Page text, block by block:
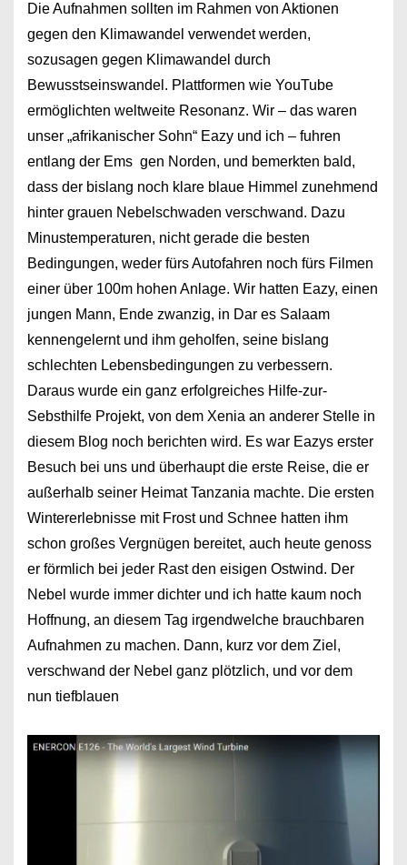
Die Aufnahmen sollten im Rahmen von Aktionen
gegen den Klimawandel verwendet werden,
sozusagen gegen Klimawandel durch
Bewusstseinswandel. Plattformen wie YouTube
ermöglichten weltweite Resonanz. Wir – das waren
unser „afrikanischer Sohn“ Eazy und ich – fuhren
entlang der Ems gen Norden, und bemerkten bald,
dass der bislang noch klare blaue Himmel zunehmend
hinter grauen Nebelschwaden verschwand. Dazu
Minustemperaturen, nicht gerade die besten
Bedingungen, weder fürs Autofahren noch fürs Filmen
einer über 100m hohen Anlage. Wir hatten Eazy, einen
jungen Mann, Ende zwanzig, in Dar es Salaam
kennengelernt und ihm geholfen, seine bislang
schlechten Lebensbedingungen zu verbessern.
Daraus wurde ein ganz erfolgreiches Hilfe-zur-
Sebsthilfe Projekt, von dem Xenia an anderer Stelle in
diesem Blog noch berichten wird. Es war Eazys erster
Besuch bei uns und überhaupt die erste Reise, die er
außerhalb seiner Heimat Tanzania machte. Die ersten
Wintererlebnisse mit Frost und Schnee hatten ihm
schon großes Vergnügen bereitet, auch heute genoss
er förmlich bei jeder Rast den eisigen Ostwind. Der
Nebel wurde immer dichter und ich hatte kaum noch
Hoffnung, an diesem Tag irgendwelche brauchbaren
Aufnahmen zu machen. Dann, kurz vor dem Ziel,
verschwand der Nebel ganz plötzlich, und vor dem
nun tiefblauen